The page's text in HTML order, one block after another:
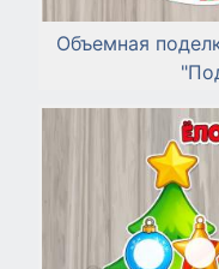
Объемная